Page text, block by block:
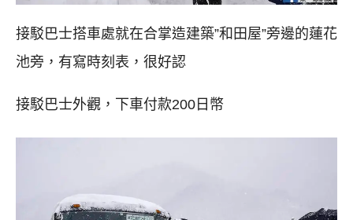
接駁巴士搭車處就在合掌造建築”和田屋”旁邊的蓮花
池旁，有寫時刻表，很好認
接駁巴士外觀，下車付款200日幣